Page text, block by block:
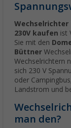
Wechselrichter
230V kaufen ist
Sie mit den
Büttner
Wechselrichtern
sich 230 V
oder
Landstrom und
man den?